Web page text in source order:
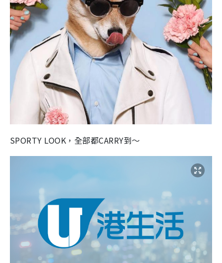
SPORTY LOOK，全部都CARRY到～